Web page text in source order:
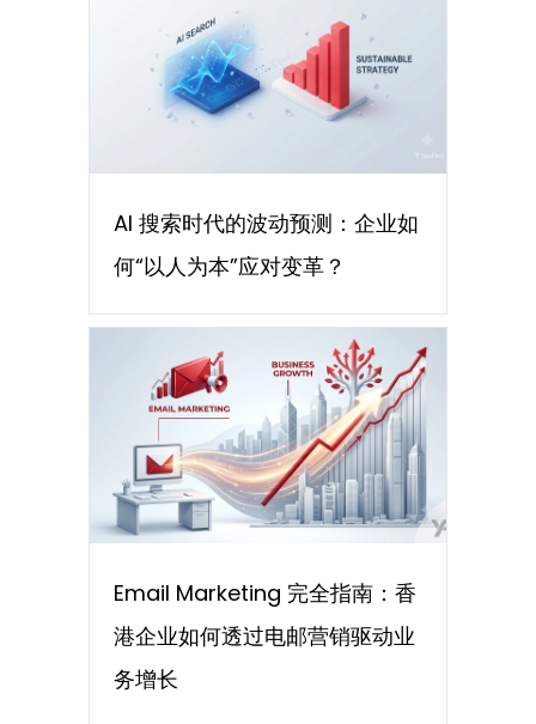
AI 搜索时代的波动预测：企业如
何“以人为本”应对变革？
Email Marketing 完全指南：香
港企业如何透过电邮营销驱动业
务增长